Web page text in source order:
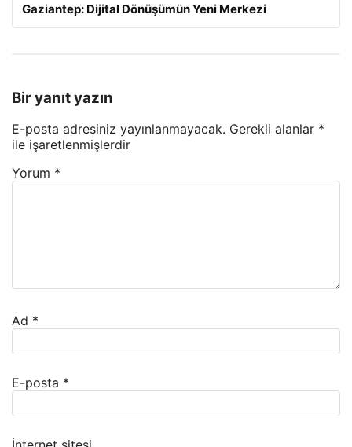
Gaziantep: Dijital Dönüşümün Yeni Merkezi
Bir yanıt yazın
E-posta adresiniz yayınlanmayacak. Gerekli alanlar *
ile işaretlenmişlerdir
Yorum *
Ad *
E-posta *